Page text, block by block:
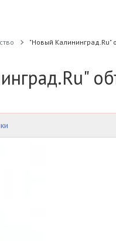
"Новый Калининград.Ru"